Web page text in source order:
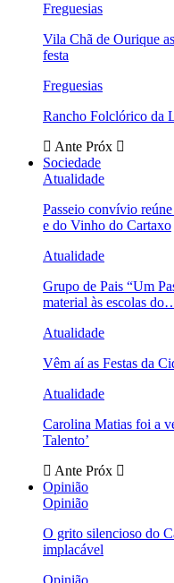
Freguesias
Vila Chã de Ourique
festa
Freguesias
Rancho Folclórico da
Ante Próx
Sociedade
Atualidade
Passeio convívio
e do Vinho do Cartaxo
Atualidade
Grupo de Pais “Um
material às escolas
Atualidade
Vêm aí as Festas da
Atualidade
Carolina Matias foi a
Talento’
Ante Próx
Opinião
Opinião
O grito silencioso do
implacável
Opinião